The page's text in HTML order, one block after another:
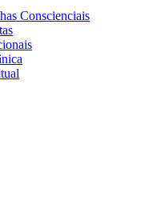
Conscienciais